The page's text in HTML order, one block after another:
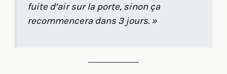
fuite d’air sur la porte, sinon ça
recommencera dans 3 jours. »